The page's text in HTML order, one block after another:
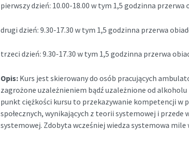
pierwszy dzień: 10.00-18.00 w tym 1,5 godzinna
drugi dzień: 9.30-17.30 w tym 1,5 godzinna przerwa
trzeci dzień: 9.30-17.30 w tym 1,5 godzinna przerwa
Opis: Kurs jest skierowany do osób pracujących
zagrożone uzależnieniem bądź uzależnione od
punkt ciężkości kursu to przekazywanie kompetencji w
społecznych, wynikających z teorii systemowej i
systemowej. Zdobyta wcześniej wiedza systemowa mile